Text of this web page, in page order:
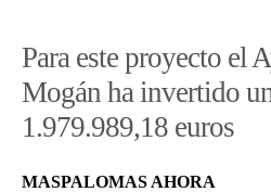
Para este proyecto el
Mogán ha invertido
1.979.989,18 euros
MASPALOMAS AHORA